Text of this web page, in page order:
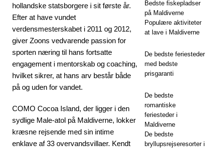
hollandske statsborgere i sit første år.
Efter at have vundet
verdensmesterskabet i 2011 og 2012,
giver Zoons vedvarende passion for
sporten næring til hans fortsatte
engagement i mentorskab og coaching,
hvilket sikrer, at hans arv består både
på og uden for vandet.
COMO Cocoa Island, der ligger i den
sydlige Male-atol på Maldiverne, lokker
kræsne rejsende med sin intime
enklave af 33 overvandsvillaer. Kendt
Bedste fiskepladser
på Maldiverne
Populære aktiviteter
at lave i Maldiverne
De bedste feriesteder
med bedste
prisgaranti
De bedste
romantiske
feriesteder i
Maldiverne
De bedste
bryllupsrejseresorter i